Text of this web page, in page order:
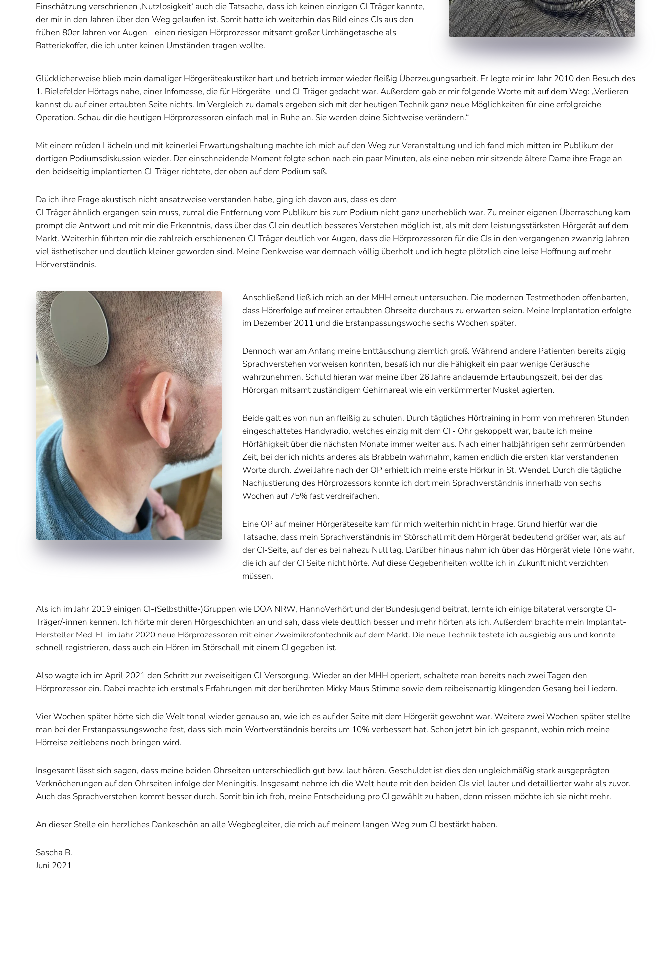
Einschätzung verschrienen ‚Nutzlosigkeit‘ auch die Tatsache, dass ich keinen einzigen CI-Träger kannte,
der mir in den Jahren über den Weg gelaufen ist. Somit hatte ich weiterhin das Bild eines CIs aus den
frühen 80er Jahren vor Augen - einen riesigen Hörprozessor mitsamt großer Umhängetasche als
Batteriekoffer, die ich unter keinen Umständen tragen wollte.
Glücklicherweise blieb mein damaliger Hörgeräteakustiker hart und betrieb immer wieder fleißig Überzeugungsarbeit. Er legte mir im Jahr 2010 den Besuch des
1. Bielefelder Hörtags nahe, einer Infomesse, die für Hörgeräte- und CI-Träger gedacht war. Außerdem gab er mir folgende Worte mit auf dem Weg: „Verlieren
kannst du auf einer ertaubten Seite nichts. Im Vergleich zu damals ergeben sich mit der heutigen Technik ganz neue Möglichkeiten für eine erfolgreiche
Operation. Schau dir die heutigen Hörprozessoren einfach mal in Ruhe an. Sie werden deine Sichtweise verändern.“
Mit einem müden Lächeln und mit keinerlei Erwartungshaltung machte ich mich auf den Weg zur Veranstaltung und ich fand mich mitten im Publikum der
dortigen Podiumsdiskussion wieder. Der einschneidende Moment folgte schon nach ein paar Minuten, als eine neben mir sitzende ältere Dame ihre Frage an
den beidseitig implantierten CI-Träger richtete, der oben auf dem Podium saß.
Da ich ihre Frage akustisch nicht ansatzweise verstanden habe, ging ich davon aus, dass es dem
CI-Träger ähnlich ergangen sein muss, zumal die Entfernung vom Publikum bis zum Podium nicht ganz unerheblich war. Zu meiner eigenen Überraschung kam
prompt die Antwort und mit mir die Erkenntnis, dass über das CI ein deutlich besseres Verstehen möglich ist, als mit dem leistungsstärksten Hörgerät auf dem
Markt. Weiterhin führten mir die zahlreich erschienenen CI-Träger deutlich vor Augen, dass die Hörprozessoren für die CIs in den vergangenen zwanzig Jahren
viel ästhetischer und deutlich kleiner geworden sind. Meine Denkweise war demnach völlig überholt und ich hegte plötzlich eine leise Hoffnung auf mehr
Hörverständnis.
Anschließend ließ ich mich an der MHH erneut untersuchen. Die modernen Testmethoden offenbarten,
dass Hörerfolge auf meiner ertaubten Ohrseite durchaus zu erwarten seien. Meine Implantation erfolgte
im Dezember 2011 und die Erstanpassungswoche sechs Wochen später.
Dennoch war am Anfang meine Enttäuschung ziemlich groß. Während andere Patienten bereits zügig
Sprachverstehen vorweisen konnten, besaß ich nur die Fähigkeit ein paar wenige Geräusche
wahrzunehmen. Schuld hieran war meine über 26 Jahre andauernde Ertaubungszeit, bei der das
Hörorgan mitsamt zuständigem Gehirnareal wie ein verkümmerter Muskel agierten.
Beide galt es von nun an fleißig zu schulen. Durch tägliches Hörtraining in Form von mehreren Stunden
eingeschaltetes Handyradio, welches einzig mit dem CI - Ohr gekoppelt war, baute ich meine
Hörfähigkeit über die nächsten Monate immer weiter aus. Nach einer halbjährigen sehr zermürbenden
Zeit, bei der ich nichts anderes als Brabbeln wahrnahm, kamen endlich die ersten klar verstandenen
Worte durch. Zwei Jahre nach der OP erhielt ich meine erste Hörkur in St. Wendel. Durch die tägliche
Nachjustierung des Hörprozessors konnte ich dort mein Sprachverständnis innerhalb von sechs
Wochen auf 75% fast verdreifachen.
Eine OP auf meiner Hörgeräteseite kam für mich weiterhin nicht in Frage. Grund hierfür war die
Tatsache, dass mein Sprachverständnis im Störschall mit dem Hörgerät bedeutend größer war, als auf
der CI-Seite, auf der es bei nahezu Null lag. Darüber hinaus nahm ich über das Hörgerät viele Töne wahr,
die ich auf der CI Seite nicht hörte. Auf diese Gegebenheiten wollte ich in Zukunft nicht verzichten
müssen.
Als ich im Jahr 2019 einigen CI-(Selbsthilfe-)Gruppen wie DOA NRW, HannoVerhört und der Bundesjugend beitrat, lernte ich einige bilateral versorgte CI-
Träger/-innen kennen. Ich hörte mir deren Hörgeschichten an und sah, dass viele deutlich besser und mehr hörten als ich. Außerdem brachte mein Implantat-
Hersteller Med-EL im Jahr 2020 neue Hörprozessoren mit einer Zweimikrofontechnik auf dem Markt. Die neue Technik testete ich ausgiebig aus und konnte
schnell registrieren, dass auch ein Hören im Störschall mit einem CI gegeben ist.
Also wagte ich im April 2021 den Schritt zur zweiseitigen CI-Versorgung. Wieder an der MHH operiert, schaltete man bereits nach zwei Tagen den
Hörprozessor ein. Dabei machte ich erstmals Erfahrungen mit der berühmten Micky Maus Stimme sowie dem reibeisenartig klingenden Gesang bei Liedern.
Vier Wochen später hörte sich die Welt tonal wieder genauso an, wie ich es auf der Seite mit dem Hörgerät gewohnt war. Weitere zwei Wochen später stellte
man bei der Erstanpassungswoche fest, dass sich mein Wortverständnis bereits um 10% verbessert hat. Schon jetzt bin ich gespannt, wohin mich meine
Hörreise zeitlebens noch bringen wird.
Insgesamt lässt sich sagen, dass meine beiden Ohrseiten unterschiedlich gut bzw. laut hören. Geschuldet ist dies den ungleichmäßig stark ausgeprägten
Verknöcherungen auf den Ohrseiten infolge der Meningitis. Insgesamt nehme ich die Welt heute mit den beiden CIs viel lauter und detaillierter wahr als zuvor.
Auch das Sprachverstehen kommt besser durch. Somit bin ich froh, meine Entscheidung pro CI gewählt zu haben, denn missen möchte ich sie nicht mehr.
An dieser Stelle ein herzliches Dankeschön an alle Wegbegleiter, die mich auf meinem langen Weg zum CI bestärkt haben.
Sascha B.
Juni 2021